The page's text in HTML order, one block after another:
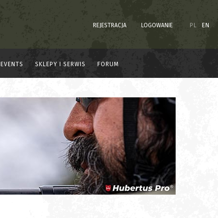
REJESTRACJA LOGOWANIE PL EN
EVENTS SKLEPY I SERWIS FORUM